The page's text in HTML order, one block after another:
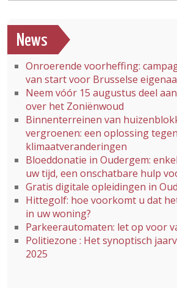
News
Onroerende voorheffing:
van start voor Brusselse
Neem vóór 15 augustus deel
over het Zoniënwoud
Binnenterreinen van
vergroenen: een oplossing tegen
klimaatveranderingen
Bloeddonatie in Oudergem:
uw tijd, een onschatbare hulp
Gratis digitale opleidingen in
Hittegolf: hoe voorkomt u dat
in uw woning?
Parkeerautomaten: let op voor
Politiezone : Het synoptisch
2025